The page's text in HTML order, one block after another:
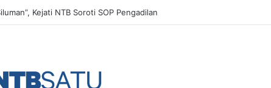
Tersengat Setrum Ikan